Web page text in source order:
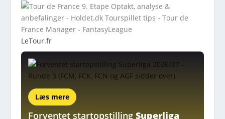
LeTour.fr
Læs mere
Forventet startopstilling Superliga